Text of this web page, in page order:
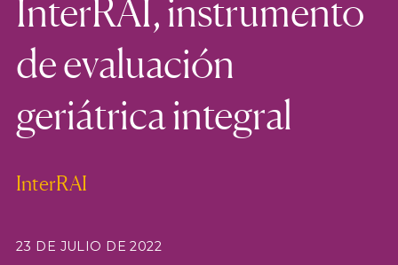
InterRAI, instrumento
de evaluación
geriátrica integral
InterRAI
23 DE JULIO DE 2022